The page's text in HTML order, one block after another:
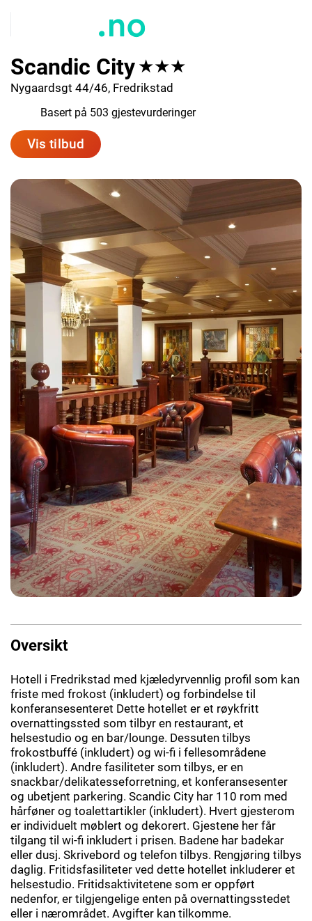
Scandic City ★★★
Nygaardsgt 44/46, Fredrikstad
Basert på 503 gjestevurderinger
Vis tilbud
Oversikt
Hotell i Fredrikstad med kjæledyrvennlig profil som kan
friste med frokost (inkludert) og forbindelse til
konferansesenteret Dette hotellet er et røykfritt
overnattingssted som tilbyr en restaurant, et
helsestudio og en bar/lounge. Dessuten tilbys
frokostbuffé (inkludert) og wi-fi i fellesområdene
(inkludert). Andre fasiliteter som tilbys, er en
snackbar/delikatesseforretning, et konferansesenter
og ubetjent parkering. Scandic City har 110 rom med
hårføner og toalettartikler (inkludert). Hvert gjesterom
er individuelt møblert og dekorert. Gjestene her får
tilgang til wi-fi inkludert i prisen. Badene har badekar
eller dusj. Skrivebord og telefon tilbys. Rengjøring tilbys
daglig. Fritidsfasiliteter ved dette hotellet inkluderer et
helsestudio. Fritidsaktivitetene som er oppført
nedenfor, er tilgjengelige enten på overnattingsstedet
eller i nærområdet. Avgifter kan tilkomme.